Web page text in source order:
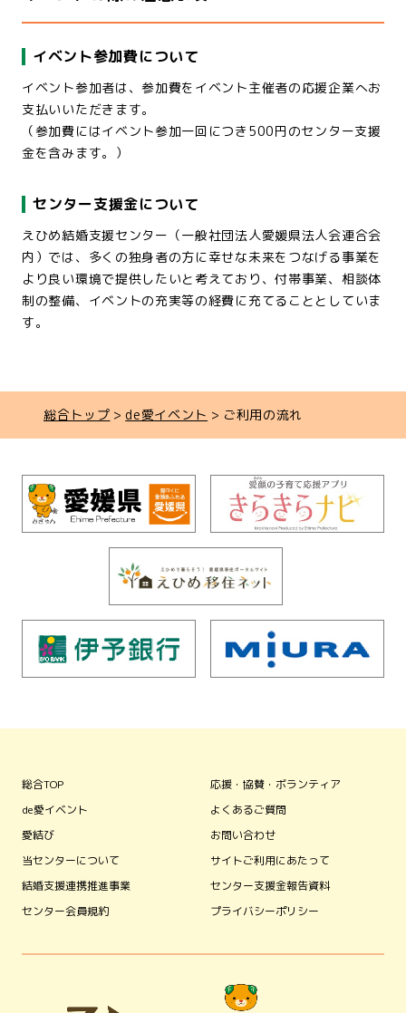
イベント参加費について
イベント参加者は、参加費をイベント主催者の応援企業へお
支払いいただきます。
（参加費にはイベント参加一回につき500円のセンター支援
金を含みます。）
センター支援金について
えひめ結婚支援センター（一般社団法人愛媛県法人会連合会
内）では、多くの独身者の方に幸せな未来をつなげる事業を
より良い環境で提供したいと考えており、付帯事業、相談体
制の整備、イベントの充実等の経費に充てることとしていま
す。
総合トップ de愛イベント ご利用の流れ
総合TOP
de愛イベント
愛結び
当センターについて
結婚支援連携推進事業
センター会員規約
応援・協賛・ボランティア
よくあるご質問
お問い合わせ
サイトご利用にあたって
センター支援金報告資料
プライバシーポリシー